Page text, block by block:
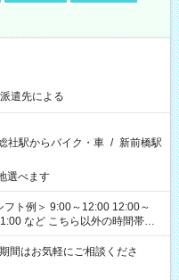
遣先による
社駅からバイク・車 / 新前橋駅
選べます
外の時間帯も
はお気軽にご相談くださ